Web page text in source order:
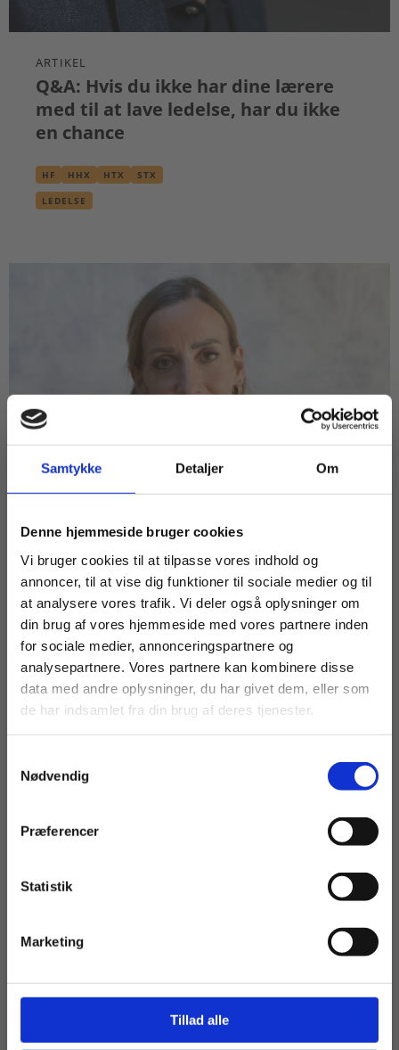
Samtykke Detaljer Om
Denne hjemmeside bruger cookies
Vi bruger cookies til at tilpasse vores indhold og
annoncer, til at vise dig funktioner til sociale medier og til
at analysere vores trafik. Vi deler også oplysninger om
din brug af vores hjemmeside med vores partnere inden
for sociale medier, annonceringspartnere og
analysepartnere. Vores partnere kan kombinere disse
data med andre oplysninger, du har givet dem, eller som
de har indsamlet fra din brug af deres tjenester.
Nødvendig
Præferencer
Statistik
Marketing
Tillad alle
ARTIKEL
Q&A: Hvis du ikke har dine lærere
med til at lave ledelse, har du ikke
en chance
HF HHX HTX STX
LEDELSE
ARTIKEL
Elevernes faglige trivsel trænger til
et gevaldigt løft
Køb læremidler og find masterclasses mm.
Fortsæt som:
For privatkunder og
studerende. Du får
vist priser inkl.
For institutioner og
virksomheder. Du
får vist priser ekskl.